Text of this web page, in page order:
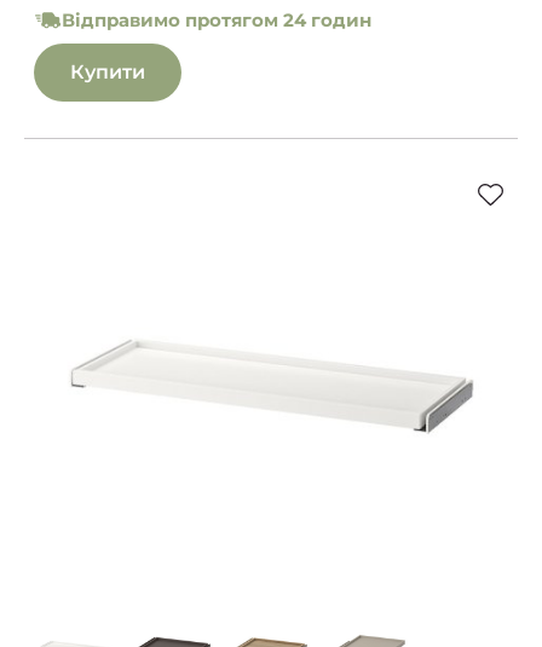
Відправимо протягом 24 годин
Купити